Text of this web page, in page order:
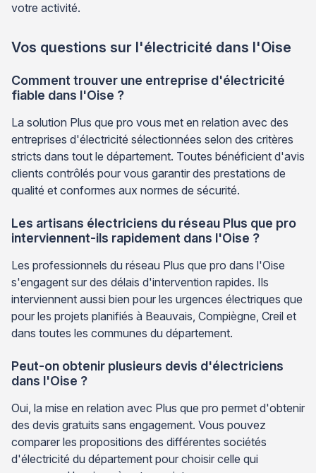
votre activité.
Vos questions sur l'électricité dans l'Oise
Comment trouver une entreprise d'électricité
fiable dans l'Oise ?
La solution Plus que pro vous met en relation avec des
entreprises d'électricité sélectionnées selon des critères
stricts dans tout le département. Toutes bénéficient d'avis
clients contrôlés pour vous garantir des prestations de
qualité et conformes aux normes de sécurité.
Les artisans électriciens du réseau Plus que pro
interviennent-ils rapidement dans l'Oise ?
Les professionnels du réseau Plus que pro dans l'Oise
s'engagent sur des délais d'intervention rapides. Ils
interviennent aussi bien pour les urgences électriques que
pour les projets planifiés à Beauvais, Compiègne, Creil et
dans toutes les communes du département.
Peut-on obtenir plusieurs devis d'électriciens
dans l'Oise ?
Oui, la mise en relation avec Plus que pro permet d'obtenir
des devis gratuits sans engagement. Vous pouvez
comparer les propositions des différentes sociétés
d'électricité du département pour choisir celle qui